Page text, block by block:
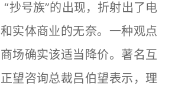
“抄号族”的出现，折射出了电
实体商业的无奈。一种观点
场确实该适当降价。著名互
望咨询总裁吕伯望表示，理